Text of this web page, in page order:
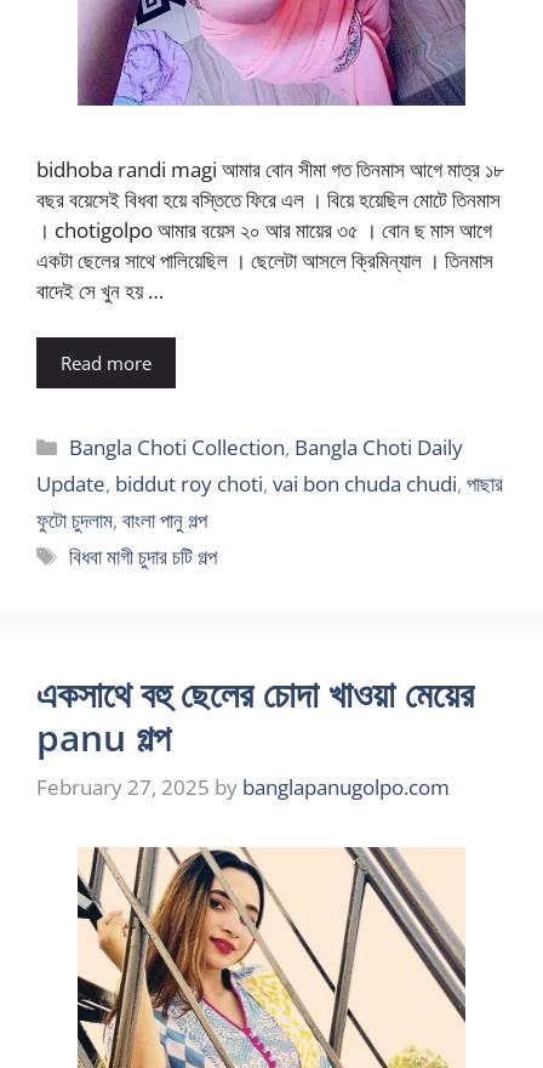
bidhoba randi magi আমার বোন সীমা গত তিনমাস আগে মাত্র ১৮
বছর বয়েসেই বিধবা হয়ে বস্তিতে ফিরে এল । বিয়ে হয়েছিল মোটে তিনমাস
। chotigolpo আমার বয়েস ২০ আর মায়ের ৩৫ । বোন ছ মাস আগে
একটা ছেলের সাথে পালিয়েছিল । ছেলেটা আসলে ক্রিমিন্যাল । তিনমাস
বাদেই সে খুন হয় …
Read more
Categories
Bangla Choti Collection, Bangla Choti Daily
Update, biddut roy choti, vai bon chuda chudi, পাছার
ফুটো চুদলাম, বাংলা পানু গল্প
Tags
বিধবা মাগী চুদার চটি গল্প
একসাথে বহু ছেলের চোদা খাওয়া মেয়ের
panu গল্প
February 27, 2025 by banglapanugolpo.com